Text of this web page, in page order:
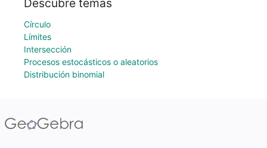
Descubre temas
Círculo
Límites
Intersección
Procesos estocásticos o aleatorios
Distribución binomial